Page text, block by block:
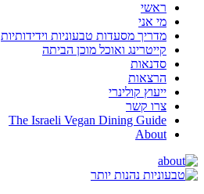
ראשי
מי אני
מדריך מסעדות טבעוניות וידידותיות
קייטרינג ואוכל מוכן הביתה
סדנאות
הרצאות
ייעוץ קולינרי
צרו קשר
The Israeli Vegan Dining Guide
About